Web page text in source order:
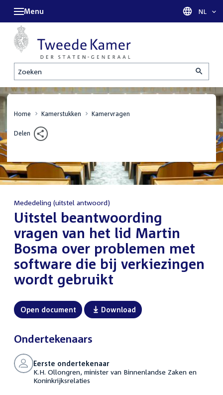
Zoeken
Menu Taal
NL
Home Kamerstukken Kamervragen
Delen
Mededeling (uitstel antwoord)
:Uitstel beantwoording
vragen van het lid Martin
Bosma over problemen met
software die bij verkiezingen
wordt gebruikt
Open document Download
Ondertekenaars
Eerste ondertekenaar
K.H. Ollongren, minister van Binnenlandse Zaken en
Koninkrijksrelaties